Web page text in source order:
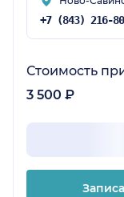
Стоимость
3 500 ₽